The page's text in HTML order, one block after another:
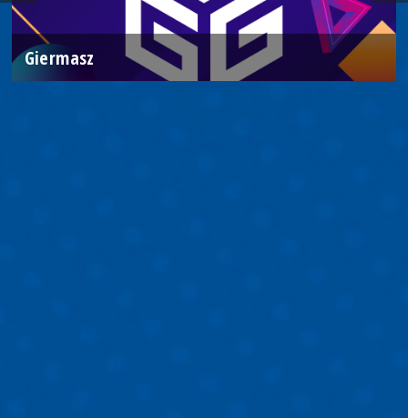
Giermasz